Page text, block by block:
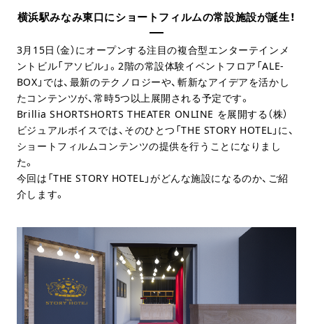
横浜駅みなみ東口にショートフィルムの常設施設が誕生！
3月15日（金）にオープンする注目の複合型エンターテインメ
ントビル「アソビル」。2階の常設体験イベントフロア「ALE-
BOX」では、最新のテクノロジーや、斬新なアイデアを活かし
たコンテンツが、常時5つ以上展開される予定です。
Brillia SHORTSHORTS THEATER ONLINE を展開する（株）
ビジュアルボイスでは、そのひとつ「THE STORY HOTEL」に、
ショートフィルムコンテンツの提供を行うことになりまし
た。
今回は「THE STORY HOTEL」がどんな施設になるのか、ご紹
介します。